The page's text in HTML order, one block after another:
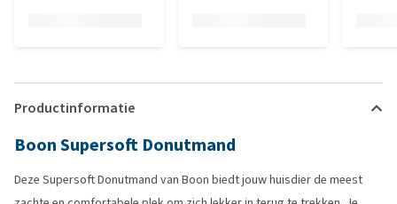
Productinformatie
Boon Supersoft Donutmand
Deze Supersoft Donutmand van Boon biedt jouw huisdier de meest